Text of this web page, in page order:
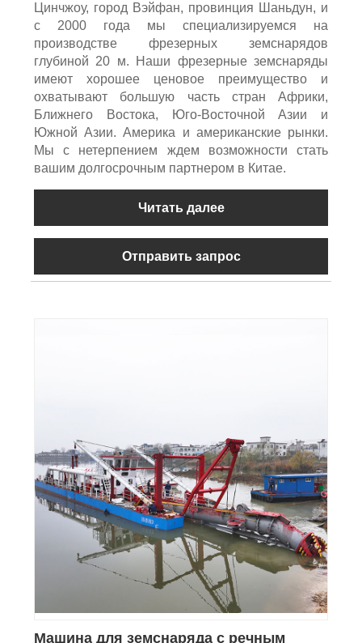
Цинчжоу, город Вэйфан, провинция Шаньдун, и
с 2000 года мы специализируемся на
производстве фрезерных земснарядов
глубиной 20 м. Наши фрезерные земснаряды
имеют хорошее ценовое преимущество и
охватывают большую часть стран Африки,
Ближнего Востока, Юго-Восточной Азии и
Южной Азии. Америка и американские рынки.
Мы с нетерпением ждем возможности стать
вашим долгосрочным партнером в Китае.
Читать далее
Отправить запрос
Машина для земснаряда с речным